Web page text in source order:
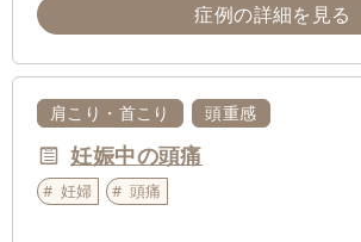
症例の詳細を見る
肩こり・首こり 頭重感
妊娠中の頭痛
妊婦 頭痛